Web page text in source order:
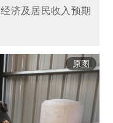
济及居民收入预期
原图